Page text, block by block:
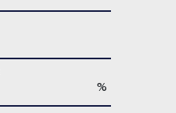
%